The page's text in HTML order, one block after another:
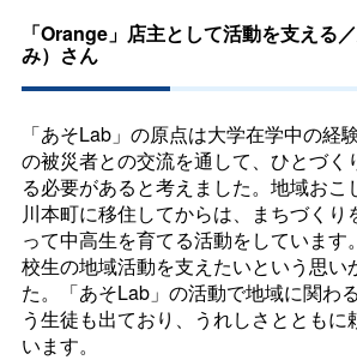
「Orange」店主として活動を支える
み）さん
「あそLab」の原点は大学在学中の経
の被災者との交流を通して、ひとづく
る必要があると考えました。地域おこ
川本町に移住してからは、まちづくり
って中高生を育てる活動をしています
校生の地域活動を支えたいという思い
た。「あそLab」の活動で地域に関わ
う生徒も出ており、うれしさとともに
います。